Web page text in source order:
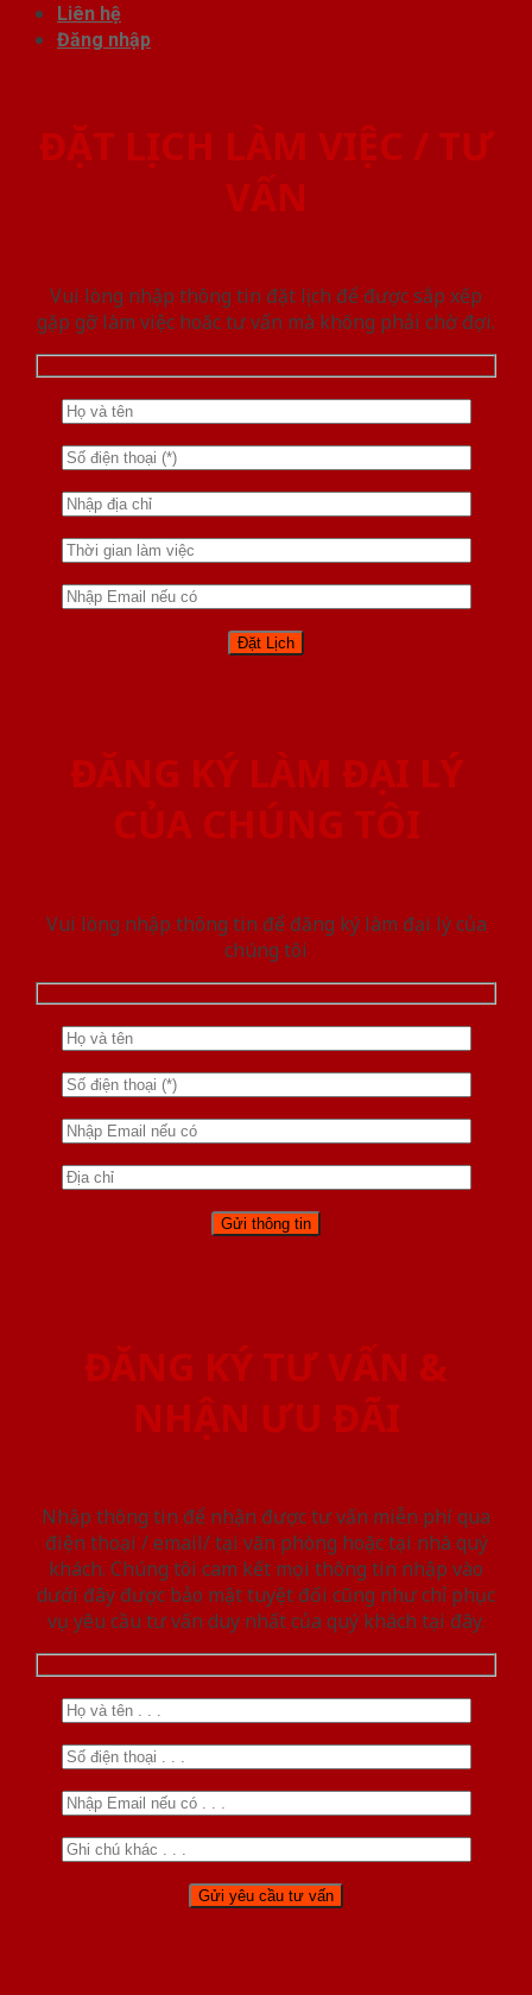
Liên hệ
Đăng nhập
ĐẶT LỊCH LÀM VIỆC / TƯ
VẤN
Vui lòng nhập thông tin đặt lịch để được sắp xếp
gặp gỡ làm việc hoăc tư vấn mà không phải chờ đợi.
ĐĂNG KÝ LÀM ĐẠI LÝ
CỦA CHÚNG TÔI
Vui lòng nhập thông tin để đăng ký làm đại lý của
chúng tôi
ĐĂNG KÝ TƯ VẤN &
NHẬN ƯU ĐÃI
Nhập thông tin để nhận được tư vấn miễn phí qua
điện thoại / email/ tại văn phòng hoặc tại nhà quý
khách. Chúng tôi cam kết mọi thông tin nhập vào
dưới đây được bảo mật tuyệt đối cũng như chỉ phục
vụ yêu cầu tư vấn duy nhất của quý khách tại đây.